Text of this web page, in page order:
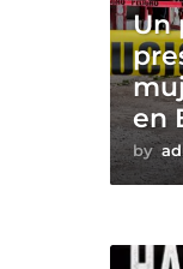
Un
en
by